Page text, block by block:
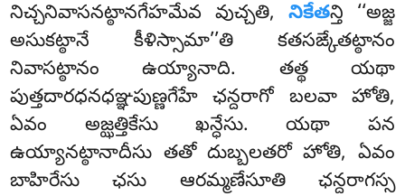
నిచ్చనివాసనట్ఠానగేహమేవ వుచ్చతి, నికేతన్తి ‘‘అజ్జ
అసుకట్ఠానే కీళిస్సామా’’తి కతసఙ్కేతట్ఠానం
నివాసట్ఠానం ఉయ్యానాది. తత్థ యథా
పుత్తదారధనధఞ్ఞపుణ్ణగేహే ఛన్దరాగో బలవా హోతి,
ఏవం అజ్ఝత్తికేసు ఖన్ధేసు. యథా పన
ఉయ్యానట్ఠానాదీసు తతో దుబ్బలతరో హోతి, ఏవం
బాహిరేసు ఛసు ఆరమ్మణేసూతి ఛన్దరాగస్స